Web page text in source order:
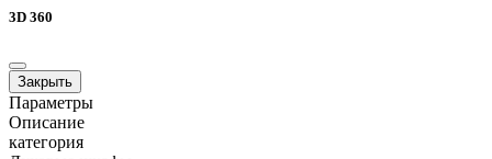
3D 360
Закрыть
Параметры
Описание
категория